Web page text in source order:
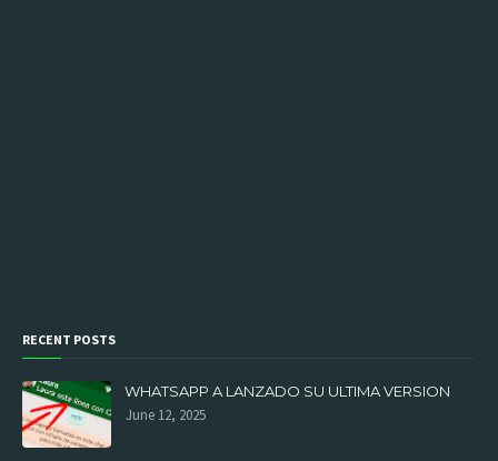
RECENT POSTS
WHATSAPP A LANZADO SU ULTIMA VERSION
June 12, 2025